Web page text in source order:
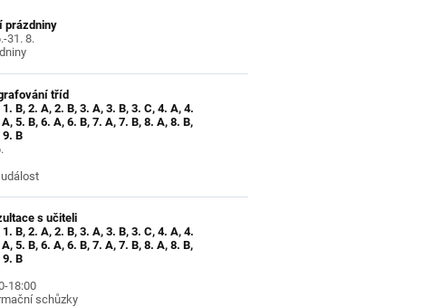
prázdniny
31. 8.
tříd
1. B, 2. A, 2. B, 3. A, 3. B, 3. C, 4. A, 4.
5. B, 6. A, 6. B, 7. A, 7. B, 8. A, 8. B,
9. B
s učiteli
1. B, 2. A, 2. B, 3. A, 3. B, 3. C, 4. A, 4.
5. B, 6. A, 6. B, 7. A, 7. B, 8. A, 8. B,
9. B
18:00
schůzky